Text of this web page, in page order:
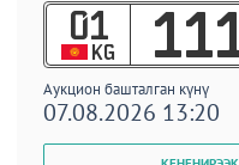
01
KG 111
Аукцион башталган күнү
07.08.2026 13:20